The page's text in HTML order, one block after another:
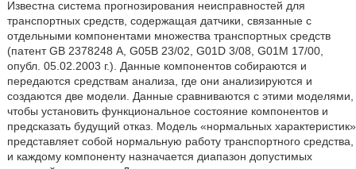
Известна система прогнозирования неисправностей для
транспортных средств, содержащая датчики, связанные с
отдельными компонентами множества транспортных средств
(патент GB 2378248 А, G05B 23/02, G01D 3/08, G01M 17/00,
опубл. 05.02.2003 г.). Данные компонентов собираются и
передаются средствам анализа, где они анализируются и
создаются две модели. Данные сравниваются с этими моделями,
чтобы установить функциональное состояние компонентов и
предсказать будущий отказ. Модель «нормальных характеристик»
представляет собой нормальную работу транспортного средства,
и каждому компоненту назначается диапазон допустимых